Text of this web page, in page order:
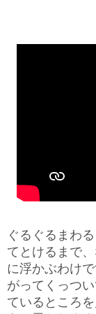
ぐるぐるまわ
てとけるまで
に浮かぶわけ
がってくっつ
ているところ